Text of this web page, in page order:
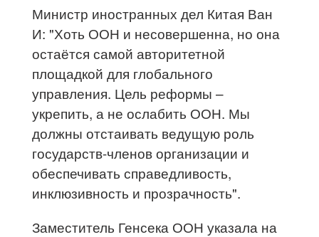
Министр иностранных дел Китая Ван
И: "Хоть ООН и несовершенна, но она
остаётся самой авторитетной
площадкой для глобального
управления. Цель реформы –
укрепить, а не ослабить ООН. Мы
должны отстаивать ведущую роль
государств-членов организации и
обеспечивать справедливость,
инклюзивность и прозрачность".
Заместитель Генсека ООН указала на